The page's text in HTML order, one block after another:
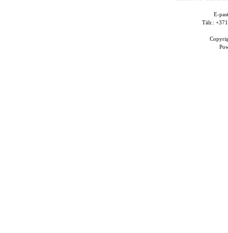
E-
Tālr.: